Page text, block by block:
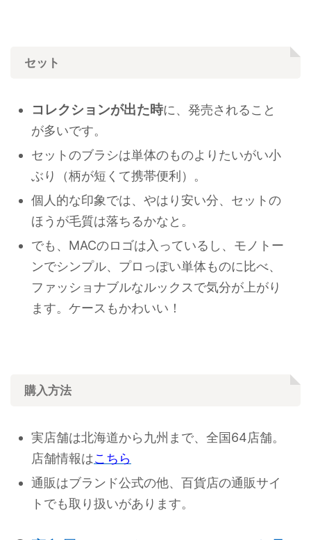
セット
コレクションが出た時に、発売されること
が多いです。
セットのブラシは単体のものよりたいがい小
ぶり（柄が短くて携帯便利）。
個人的な印象では、やはり安い分、セットの
ほうが毛質は落ちるかなと。
でも、MACのロゴは入っているし、モノトー
ンでシンプル、プロっぽい単体ものに比べ、
ファッショナブルなルックスで気分が上がり
ます。ケースもかわいい！
購入方法
実店舗は北海道から九州まで、全国64店舗。
店舗情報はこちら
通販はブランド公式の他、百貨店の通販サイ
トでも取り扱いがあります。